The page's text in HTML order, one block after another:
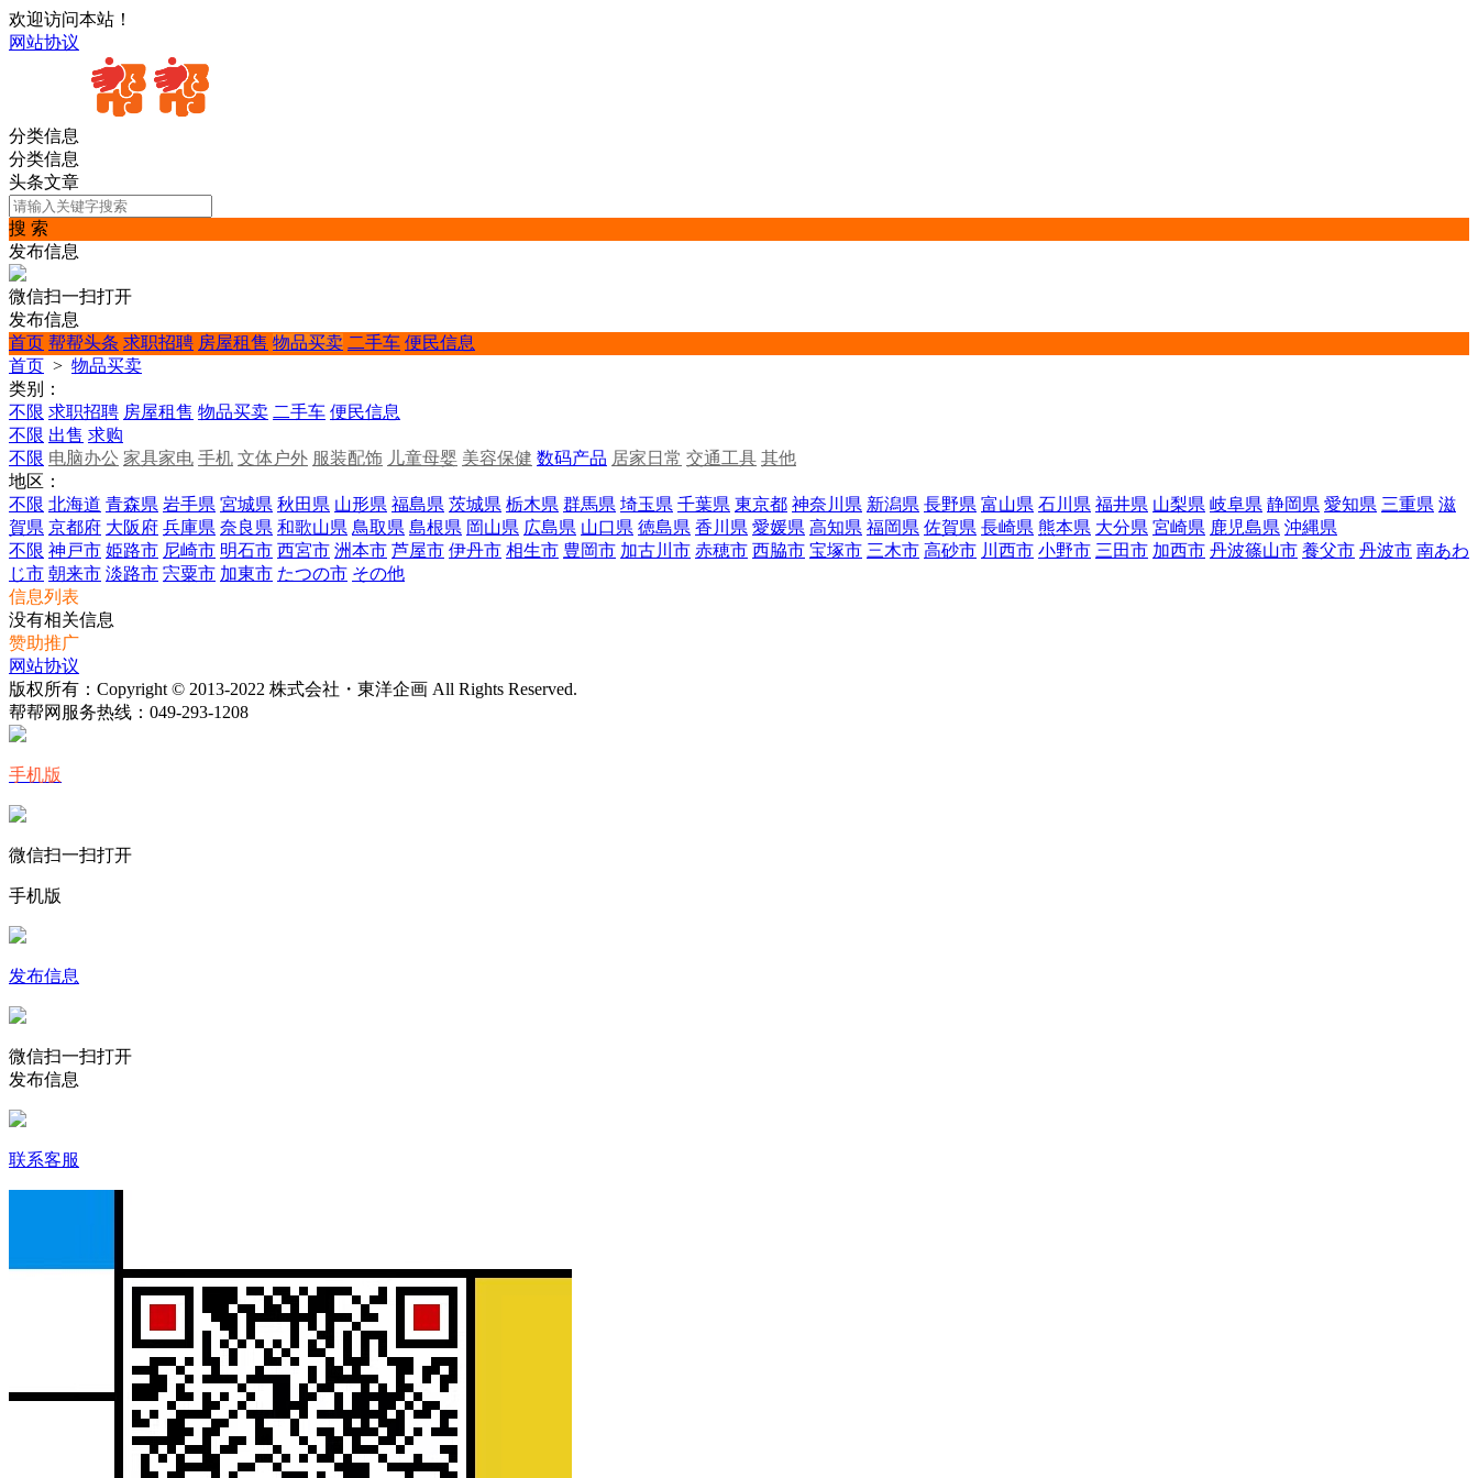
欢迎访问本站！
网站协议
分类信息
分类信息
头条文章
搜 索
发布信息
微信扫一扫打开
发布信息
首页 帮帮头条 求职招聘 房屋租售 物品买卖 二手车 便民信息
首页 > 物品买卖
类别：
不限 求职招聘 房屋租售 物品买卖 二手车 便民信息
不限 出售 求购
不限 电脑办公 家具家电 手机 文体户外 服装配饰 儿童母婴 美容保健 数码产品 居家日常 交通工具 其他
地区：
不限 北海道 青森県 岩手県 宮城県 秋田県 山形県 福島県 茨城県 栃木県 群馬県 埼玉県 千葉県 東京都 神奈川県 新潟県 長野県 富山県 石川県 福井県 山梨県 岐阜県 静岡県 愛知県 三重県 滋
賀県 京都府 大阪府 兵庫県 奈良県 和歌山県 鳥取県 島根県 岡山県 広島県 山口県 徳島県 香川県 愛媛県 高知県 福岡県 佐賀県 長崎県 熊本県 大分県 宮崎県 鹿児島県 沖縄県
不限 神戸市 姫路市 尼崎市 明石市 西宮市 洲本市 芦屋市 伊丹市 相生市 豊岡市 加古川市 赤穂市 西脇市 宝塚市 三木市 高砂市 川西市 小野市 三田市 加西市 丹波篠山市 養父市 丹波市 南あわ
じ市 朝来市 淡路市 宍粟市 加東市 たつの市 その他
信息列表
没有相关信息
赞助推广
网站协议
版权所有：Copyright © 2013-2022 株式会社・東洋企画 All Rights Reserved.
帮帮网服务热线： 049-293-1208
手机版
微信扫一扫打开
手机版
发布信息
微信扫一扫打开
发布信息
联系客服